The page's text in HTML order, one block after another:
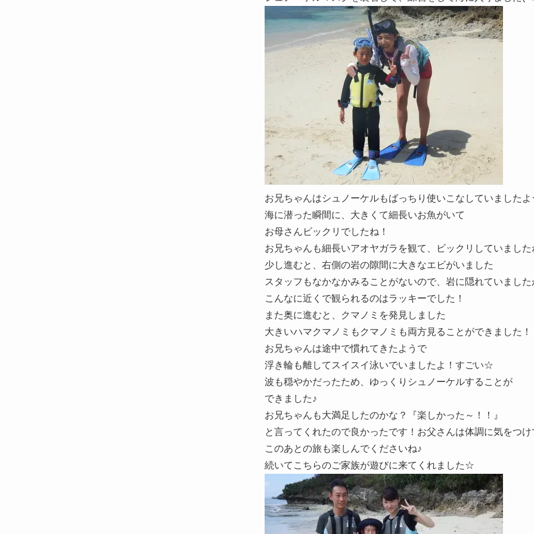
お兄ちゃんはシュノーケルもばっちり使いこなしていました
海に潜った瞬間に、大きくて細長いお魚がいて
お母さんビックリでしたね！
お兄ちゃんも細長いアオヤガラを観て、ビックリしていました
少し進むと、右側の岩の隙間に大きなエビがいました
スタッフもなかなかみることがないので、岩に隠れていました
こんなに近くで観られるのはラッキーでした！
また奥に進むと、クマノミを発見しました
大きいハマクマノミもクマノミも両方見ることができました！
お兄ちゃんは途中で慣れてきたようで
浮き輪も離してスイスイ泳いでいましたよ！すごい☆
波も穏やかだったため、ゆっくりシュノーケルすることが
できました♪
お兄ちゃんも大満足したのかな？『楽しかった～！！』
と言ってくれたので良かったです！お父さんは体調に気をつけ
このあとの旅も楽しんでくださいね♪
続いてこちらのご家族が遊びに来てくれました☆